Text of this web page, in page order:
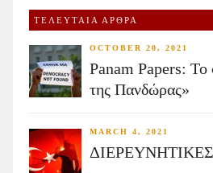
ΤΕΛΕΥΤΑΙΑ ΑΡΘΡΑ
OCTOBER 20, 2021
Panam Papers: Το
της Πανδώρας»
MARCH 4, 2021